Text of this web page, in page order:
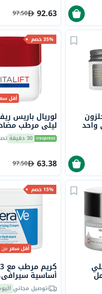
92.63
97.50
في واحد
35% خصم
أقل
لوريال باريس
ليلي مرطب مضاد
كريم شد إضافي 50 مل
30 دقيقة
63.38
97.50
15% خصم
أقل سعرمن 30 يوم
أساسية
الجافة، 340 جرام
توصيل مجاني